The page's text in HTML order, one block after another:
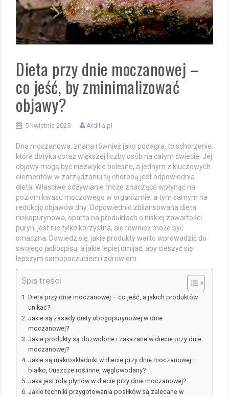
Dieta przy dnie moczanowej –
co jeść, by zminimalizować
objawy?
5 kwietnia 2025 Ardilla.pl
Dna moczanowa, znana również jako podagra, to schorzenie,
które dotyka coraz większej liczby osób na całym świecie. Jej
objawy mogą być niezwykle bolesne, a jednym z kluczowych
elementów w zarządzaniu tą chorobą jest odpowiednia
dieta. Właściwe odżywianie może znacząco wpłynąć na
poziom kwasu moczowego w organizmie, a tym samym na
redukcję objawów dny. Odpowiednio zbilansowana dieta
niskopurynowa, oparta na produktach o niskiej zawartości
puryn, jest nie tylko korzystna, ale również może być
smaczna. Dowiedz się, jakie produkty warto wprowadzić do
swojego jadłospisu, a jakie lepiej omijać, aby cieszyć się
lepszym samopoczuciem i zdrowiem.
Spis treści
Dieta przy dnie moczanowej – co jeść, a jakich produktów
unikać?
Jakie są zasady diety ubogopurynowej w dnie
moczanowej?
Jakie produkty są dozwolone i zakazane w diecie przy dnie
moczanowej?
Jakie są makroskładniki w diecie przy dnie moczanowej –
białko, tłuszcze roślinne, węglowodany?
Jaka jest rola płynów w diecie przy dnie moczanowej?
Jakie techniki przygotowania posiłków są zalecane w